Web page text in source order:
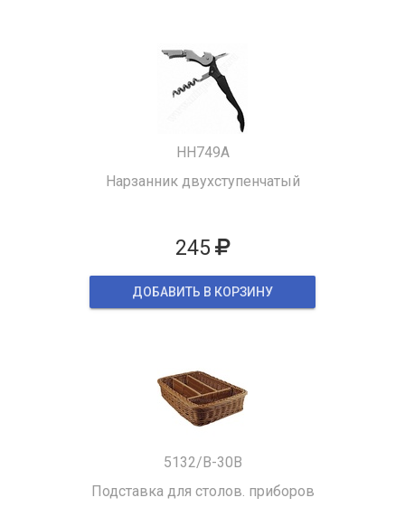
HH749A
Нарзанник двухступенчатый
245
ДОБАВИТЬ В КОРЗИНУ
5132/B-30B
Подставка для столов. приборов